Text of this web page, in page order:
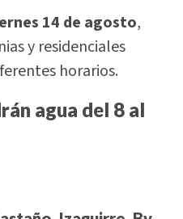
14 de agosto,
y residenciales
horarios.
agua del 8 al